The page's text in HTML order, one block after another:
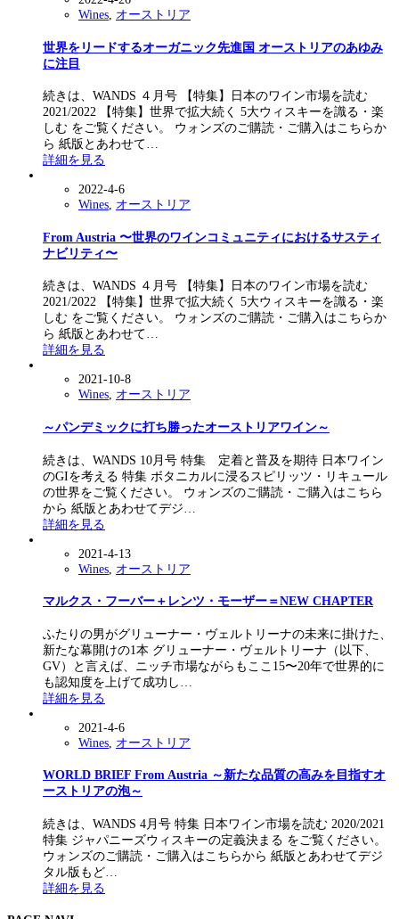
Wines オーストリア
世界をリードするオーガニック先進国 オーストリアのあゆみ
に注目
続きは、WANDS ４月号 【特集】日本のワイン市場を読む
2021/2022 【特集】世界で拡大続く 5大ウィスキーを識る・楽
しむ をご覧ください。 ウォンズのご購読・ご購入はこちらか
ら 紙版とあわせて…
詳細を見る
2022-4-6
Wines, オーストリア
From Austria 〜世界のワインコミュニティにおけるサスティ
ナビリティ〜
続きは、WANDS ４月号 【特集】日本のワイン市場を読む
2021/2022 【特集】世界で拡大続く 5大ウィスキーを識る・楽
しむ をご覧ください。 ウォンズのご購読・ご購入はこちらか
ら 紙版とあわせて…
詳細を見る
2021-10-8
Wines, オーストリア
～パンデミックに打ち勝ったオーストリアワイン～
続きは、WANDS 10月号 特集 定着と普及を期待 日本ワイン
のGIを考える 特集 ボタニカルに浸るスピリッツ・リキュール
の世界をご覧ください。 ウォンズのご購読・ご購入はこちら
から 紙版とあわせてデジ…
詳細を見る
2021-4-13
Wines オーストリア
マルクス・フーバー＋レンツ・モーザー＝NEW CHAPTER
ふたりの男がグリューナー・ヴェルトリーナの未来に掛けた、
新たな幕開けの1本 グリューナー・ヴェルトリーナ（以下、
GV）と言えば、ニッチ市場ながらもここ15〜20年で世界的に
も認知度を上げて成功し…
詳細を見る
2021-4-6
Wines オーストリア
WORLD BRIEF From Austria ～新たな品質の高みを目指すオ
ーストリアの泡～
続きは、WANDS 4月号 特集 日本ワイン市場を読む 2020/2021
特集 ジャパニーズウィスキーの定義決まる をご覧ください。
ウォンズのご購読・ご購入はこちらから 紙版とあわせてデジ
タル版もど…
詳細を見る